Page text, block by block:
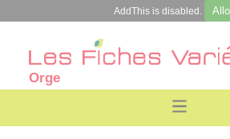
AddThis is disabled.
Orge